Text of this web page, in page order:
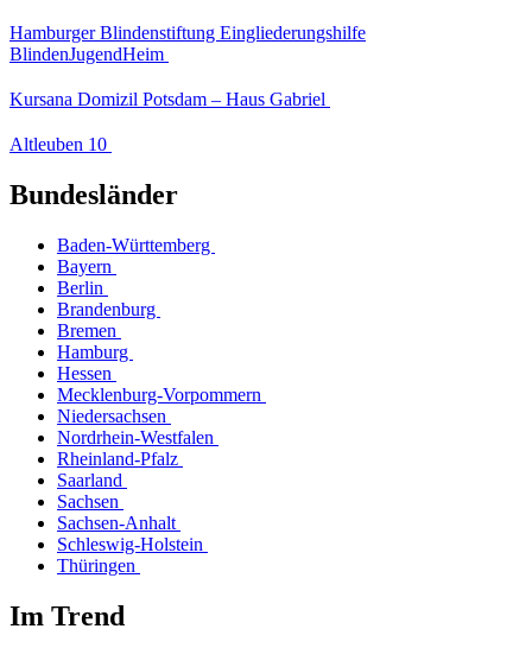
Hamburger Blindenstiftung Eingliederungshilfe
BlindenJugendHeim
Kursana Domizil Potsdam – Haus Gabriel
Altleuben 10
Bundesländer
Baden-Württemberg
Bayern
Berlin
Brandenburg
Bremen
Hamburg
Hessen
Mecklenburg-Vorpommern
Niedersachsen
Nordrhein-Westfalen
Rheinland-Pfalz
Saarland
Sachsen
Sachsen-Anhalt
Schleswig-Holstein
Thüringen
Im Trend